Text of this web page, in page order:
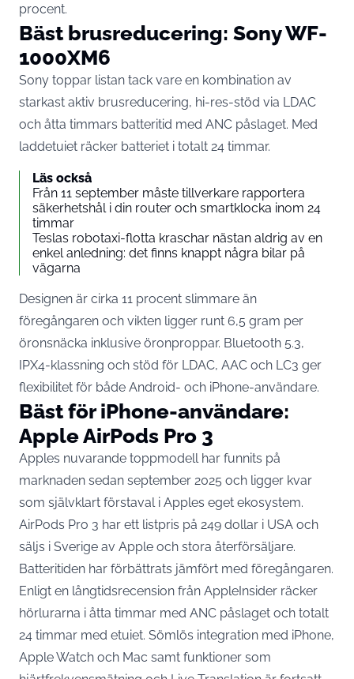
procent.
Bäst brusreducering: Sony WF-
1000XM6
Sony toppar listan tack vare en kombination av
starkast aktiv brusreducering, hi-res-stöd via LDAC
och åtta timmars batteritid med ANC påslaget. Med
laddetuiet räcker batteriet i totalt 24 timmar.
Läs också
Från 11 september måste tillverkare rapportera
säkerhetshål i din router och smartklocka inom 24
timmar
Teslas robotaxi-flotta kraschar nästan aldrig av en
enkel anledning: det finns knappt några bilar på
vägarna
Designen är cirka 11 procent slimmare än
föregångaren och vikten ligger runt 6,5 gram per
öronsnäcka inklusive öronproppar. Bluetooth 5.3,
IPX4-klassning och stöd för LDAC, AAC och LC3 ger
flexibilitet för både Android- och iPhone-användare.
Bäst för iPhone-användare:
Apple AirPods Pro 3
Apples nuvarande toppmodell har funnits på
marknaden sedan september 2025 och ligger kvar
som självklart förstaval i Apples eget ekosystem.
AirPods Pro 3 har ett listpris på 249 dollar i USA och
säljs i Sverige av Apple och stora återförsäljare.
Batteritiden har förbättrats jämfört med föregångaren.
Enligt en långtidsrecension från AppleInsider räcker
hörlurarna i åtta timmar med ANC påslaget och totalt
24 timmar med etuiet. Sömlös integration med iPhone,
Apple Watch och Mac samt funktioner som